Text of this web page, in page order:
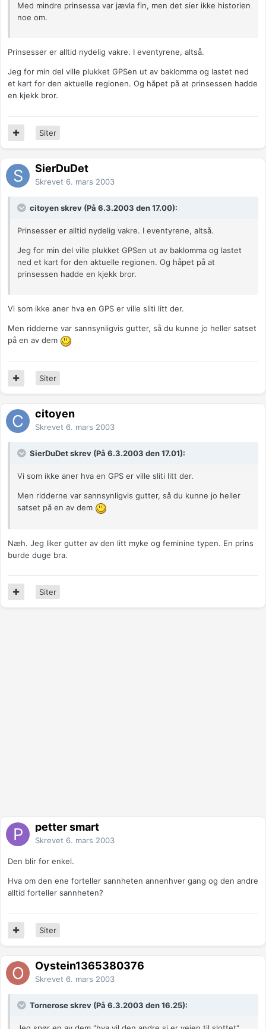
Med mindre prinsessa var jævla fin, men det sier ikke historien
noe om.
Prinsesser er alltid nydelig vakre. I eventyrene, altså.
Jeg for min del ville plukket GPSen ut av baklomma og lastet ned
et kart for den aktuelle regionen. Og håpet på at prinsessen hadde
en kjekk bror.
Siter
SierDuDet
Skrevet 6. mars 2003
citoyen skrev (På 6.3.2003 den 17.00):
Prinsesser er alltid nydelig vakre. I eventyrene, altså.
Jeg for min del ville plukket GPSen ut av baklomma og lastet
ned et kart for den aktuelle regionen. Og håpet på at
prinsessen hadde en kjekk bror.
Vi som ikke aner hva en GPS er ville sliti litt der.
Men ridderne var sannsynligvis gutter, så du kunne jo heller satset
på en av dem
Siter
citoyen
Skrevet 6. mars 2003
SierDuDet skrev (På 6.3.2003 den 17.01):
Vi som ikke aner hva en GPS er ville sliti litt der.
Men ridderne var sannsynligvis gutter, så du kunne jo heller
satset på en av dem
Næh. Jeg liker gutter av den litt myke og feminine typen. En prins
burde duge bra.
Siter
petter smart
Skrevet 6. mars 2003
Den blir for enkel.
Hva om den ene forteller sannheten annenhver gang og den andre
alltid forteller sannheten?
Siter
Oystein1365380376
Skrevet 6. mars 2003
Tornerose skrev (På 6.3.2003 den 16.25):